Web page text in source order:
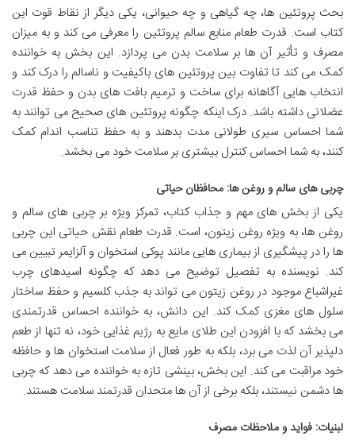
بحث پروتئین ها، چه گیاهی و چه حیوانی، یکی دیگر از نقاط قوت این
کتاب است. قدرت طعام منابع سالم پروتئین را معرفی می کند و به میزان
مصرف و تأثیر آن ها بر سلامت بدن می پردازد. این بخش به خواننده
کمک می کند تا تفاوت بین پروتئین های باکیفیت و ناسالم را درک کند و
انتخاب هایی آگاهانه برای ساخت و ترمیم بافت های بدن و حفظ قدرت
عضلانی داشته باشد. درک اینکه چگونه پروتئین های صحیح می توانند به
شما احساس سیری طولانی مدت بدهند و به حفظ تناسب اندام کمک
کنند، به شما احساس کنترل بیشتری بر سلامت خود می بخشد.
چربی های سالم و روغن ها: محافظان حیاتی
یکی از بخش های مهم و جذاب کتاب، تمرکز ویژه بر چربی های سالم و
روغن ها، به ویژه روغن زیتون، است. قدرت طعام نقش حیاتی این چربی
ها را در پیشگیری از بیماری هایی مانند پوکی استخوان و آلزایمر تبیین می
کند. نویسنده به تفصیل توضیح می دهد که چگونه اسیدهای چرب
غیراشباع موجود در روغن زیتون می تواند به جذب کلسیم و حفظ ساختار
سلول های مغزی کمک کند. این دانش، به خواننده احساس قدرتمندی
می بخشد که با افزودن این طلای مایع به رژیم غذایی خود، نه تنها از طعم
دلپذیر آن لذت می برد، بلکه به طور فعال از سلامت استخوان ها و حافظه
خود مراقبت می کند. این بخش، بینشی تازه به خواننده می دهد که چربی
ها دشمن نیستند، بلکه برخی از آن ها متحدان قدرتمند سلامت هستند.
لبنیات: فواید و ملاحظات مصرف